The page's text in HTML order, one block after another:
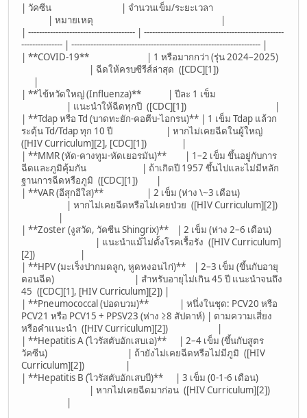
| วัคซีน | จำนวนเข็ม/ระยะเวลา
| หมายเหตุ |
| --------------------------------------- | ---------------------------------------------------
--------------- | --------------------------------------------------------------------- |
| **COVID-19** | 1 หรือมากกว่า (รุ่น 2024–2025)
| ฉีดให้ครบซีรีส์ล่าสุด ([CDC][1])
|
| **ไข้หวัดใหญ่ (Influenza)** | ปีละ 1 เข็ม
| แนะนำให้ฉีดทุกปี ([CDC][1]) |
| **Tdap หรือ Td (บาดทะยัก-คอตีบ-ไอกรน)** | 1 เข็ม Tdap แล้วก
ระตุ้น Td/Tdap ทุก 10 ปี | หากไม่เคยฉีดในผู้ใหญ่
([HIV Curriculum][2], [CDC][1]) |
| **MMR (หัด-คางทูม-หัดเยอรมัน)** | 1–2 เข็ม ขึ้นอยู่กับการ
ฉีดและภูมิคุ้มกัน | ถ้าเกิดปี 1957 ขึ้นไปและไม่มีหลัก
ฐานการฉีดหรือภูมิ ([CDC][1]) |
| **VAR (อีสุกอีใส)** | 2 เข็ม (ห่าง \~3 เดือน)
| หากไม่เคยฉีดหรือไม่เคยป่วย ([HIV Curriculum][2])
|
| **Zoster (งูสวัด, วัคซีน Shingrix)** | 2 เข็ม (ห่าง 2–6 เดือน)
| แนะนำแม้ไม่ตั้งโรคเรื้อรัง ([HIV Curriculum]
[2]) |
| **HPV (มะเร็งปากมดลูก, หูดหงอนไก่)** | 2–3 เข็ม (ขึ้นกับอายุ
ตอนฉีด) | สำหรับอายุไม่เกิน 45 ปี แนะนำจนถึง
45 ([CDC][1], [HIV Curriculum][2]) |
| **Pneumococcal (ปอดบวม)** | หนึ่งในชุด: PCV20 หรือ
PCV21 หรือ PCV15 + PPSV23 (ห่าง ≥8 สัปดาห์) | ตามความเสี่ยง
หรือคำแนะนำ ([HIV Curriculum][2]) |
| **Hepatitis A (ไวรัสตับอักเสบเอ)** | 2–4 เข็ม (ขึ้นกับสูตร
วัคซีน) | ถ้ายังไม่เคยฉีดหรือไม่มีภูมิ ([HIV
Curriculum][2]) |
| **Hepatitis B (ไวรัสตับอักเสบบี)** | 3 เข็ม (0-1-6 เดือน)
| หากไม่เคยฉีดมาก่อน ([HIV Curriculum][2])
|